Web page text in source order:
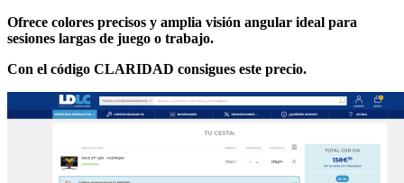
Ofrece colores precisos y amplia visión angular ideal para
sesiones largas de juego o trabajo.
Con el código CLARIDAD consigues este precio.